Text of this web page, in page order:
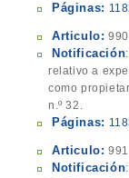
Páginas:
Articulo: 990
Notificación
relativo a
como
n.º 32.
Páginas:
Articulo: 991
Notificación